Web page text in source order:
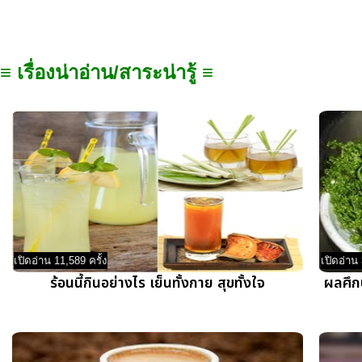
≡ เรื่องน่าอ่าน/สาระน่ารู้ ≡
เปิดอ่าน 11,589 ครั้ง
ร้อนนี้กินอย่างไร เย็นทั้งกาย สุขทั้งใจ
เปิดอ่าน
ผลศึ